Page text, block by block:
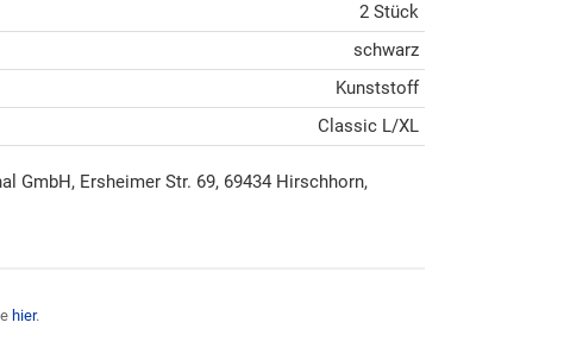
2 Stück
schwarz
Kunststoff
Classic L/XL
GmbH, Ersheimer Str. 69, 69434 Hirschhorn,
hier.